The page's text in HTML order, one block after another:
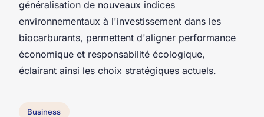
généralisation de nouveaux indices
environnementaux à l'investissement dans les
biocarburants, permettent d'aligner performance
économique et responsabilité écologique,
éclairant ainsi les choix stratégiques actuels.
Business